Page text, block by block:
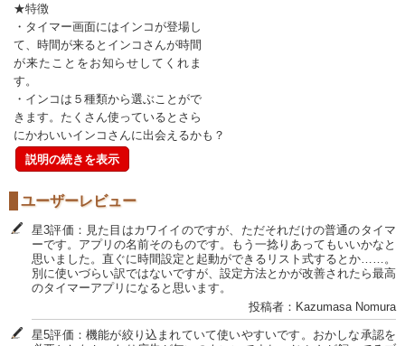
★特徴
・タイマー画面にはインコが登場し
て、時間が来るとインコさんが時間
が来たことをお知らせしてくれま
す。
・インコは５種類から選ぶことがで
きます。たくさん使っているとさら
にかわいいインコさんに出会えるかも？
説明の続きを表示
ユーザーレビュー
星3評価：見た目はカワイイのですが、ただそれだけの普通のタイマ
ーです。アプリの名前そのものです。もう一捻りあってもいいかなと
思いました。直ぐに時間設定と起動ができるリスト式するとか……。
別に使いづらい訳ではないですが、設定方法とかが改善されたら最高
のタイマーアプリになると思います。
投稿者：Kazumasa Nomura
星5評価：機能が絞り込まれていて使いやすいです。おかしな承認を